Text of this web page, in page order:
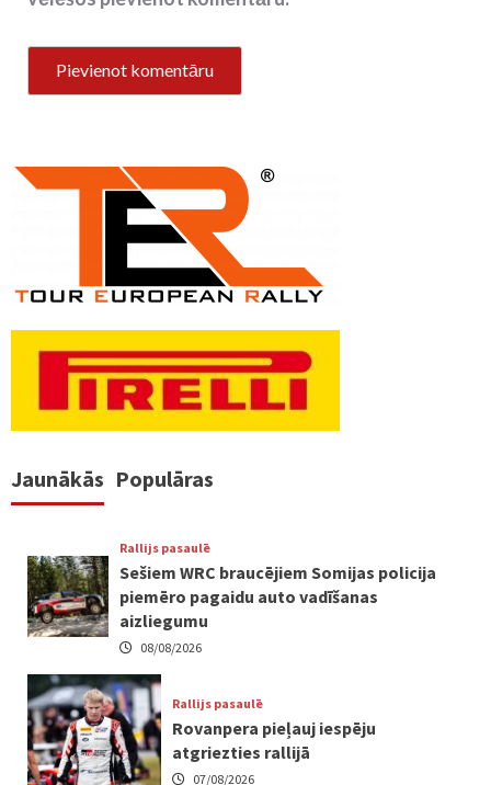
Jaunākās Populāras
Rallijs pasaulē
Sešiem WRC braucējiem Somijas policija
piemēro pagaidu auto vadīšanas
aizliegumu
08/08/2026
Rallijs pasaulē
Rovanpera pieļauj iespēju
atgriezties rallijā
07/08/2026